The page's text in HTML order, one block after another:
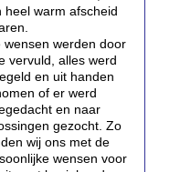
heel warm afscheid
wensen werden door
vervuld, alles werd
en uit handen
of er werd
en naar
gezocht. Zo
wij ons met de
wensen voor